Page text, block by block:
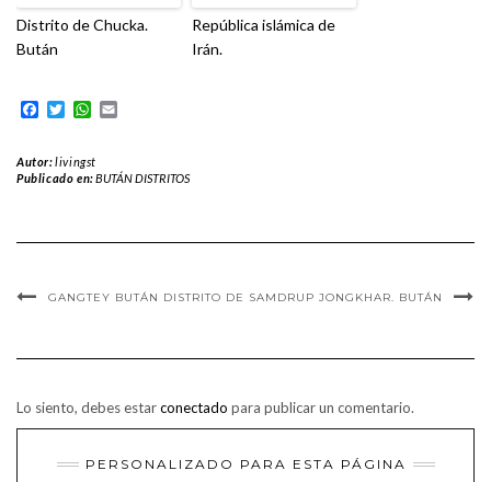
Distrito de Chucka.
Bután
República islámica de
Irán.
Facebook
TwitterWhatsApp
Autor:livingst
Publicado en:BUTÁN DISTRITOS
GANGTEY BUTÁN DISTRITO DE SAMDRUP JONGKHAR. BUTÁN
Lo siento, debes estarconectado para publicar un comentario.
PERSONALIZADO PARA ESTA PÁGINA